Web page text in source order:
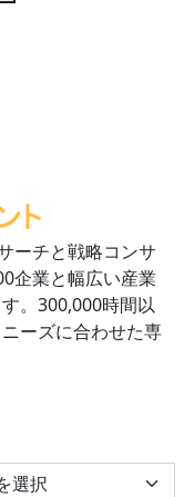
ーチと戦略コンサ
企業と幅広い産業
。300,000時間以
ーズに合わせた専